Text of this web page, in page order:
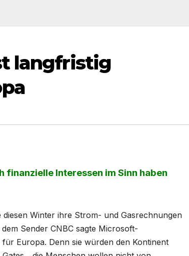
langfristig
Interessen im Sinn haben
Winter ihre Strom- und Gasrechnungen
Sender CNBC sagte Microsoft-
Europa. Denn sie würden den Kontinent